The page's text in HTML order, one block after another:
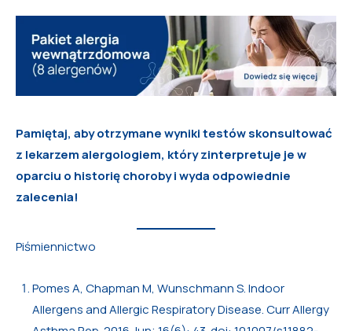
Pamiętaj, aby otrzymane wyniki testów skonsultować
z lekarzem alergologiem, który zinterpretuje je w
oparciu o historię choroby i wyda odpowiednie
zalecenia!
Piśmiennictwo
Pomes A, Chapman M, Wunschmann S. Indoor
Allergens and Allergic Respiratory Disease. Curr Allergy